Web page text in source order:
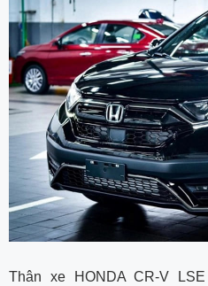
Thân xe HONDA CR-V